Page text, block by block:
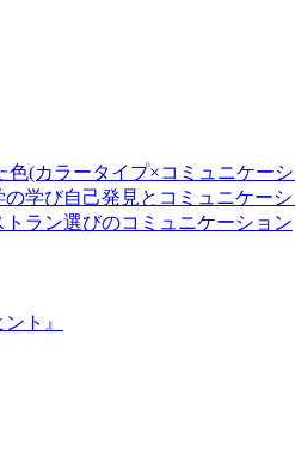
色(カラータイプ×コミュニケー
自己発見とコミュニケー
ラン選びのコミュニケーション
ト』